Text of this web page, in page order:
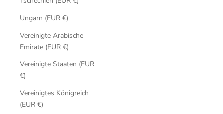
Ungarn (EUR €)
Vereinigte Arabische
Emirate (EUR €)
Vereinigte Staaten (EUR
€)
Vereinigtes Königreich
(EUR €)